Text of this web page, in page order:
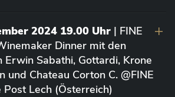
2024 19.00 Uhr | FINE
Dinner mit den
Erwin Sabathi, Gottardi, Krone
und Chateau Corton C. @FINE
Post Lech (Österreich)